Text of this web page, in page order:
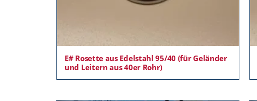
E# Rosette aus Edelstahl 95/40 (für Geländer
und Leitern aus 40er Rohr)